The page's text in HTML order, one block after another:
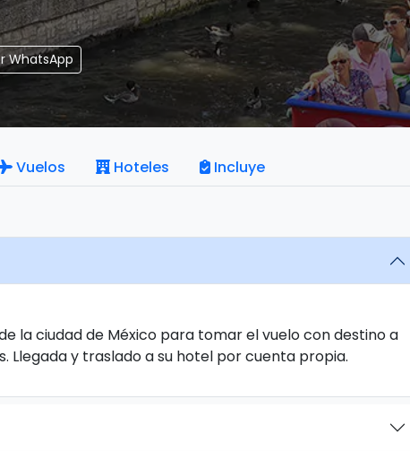
WhatsApp
Vuelos Hoteles Incluye
la ciudad de México para tomar el vuelo con destino a
Llegada y traslado a su hotel por cuenta propia.